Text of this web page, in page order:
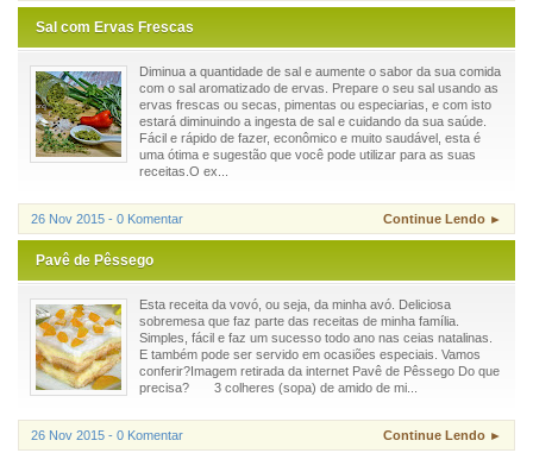
Sal com Ervas Frescas
Diminua a quantidade de sal e aumente o sabor da sua comida
com o sal aromatizado de ervas. Prepare o seu sal usando as
ervas frescas ou secas, pimentas ou especiarias, e com isto
estará diminuindo a ingesta de sal e cuidando da sua saúde.
Fácil e rápido de fazer, econômico e muito saudável, esta é
uma ótima e sugestão que você pode utilizar para as suas
receitas.O ex...
26 Nov 2015 - 0 Komentar Continue Lendo ►
Pavê de Pêssego
Esta receita da vovó, ou seja, da minha avó. Deliciosa
sobremesa que faz parte das receitas de minha família.
Simples, fácil e faz um sucesso todo ano nas ceias natalinas.
E também pode ser servido em ocasiões especiais. Vamos
conferir?Imagem retirada da internet Pavê de Pêssego Do que
precisa? 3 colheres (sopa) de amido de mi...
26 Nov 2015 - 0 Komentar Continue Lendo ►